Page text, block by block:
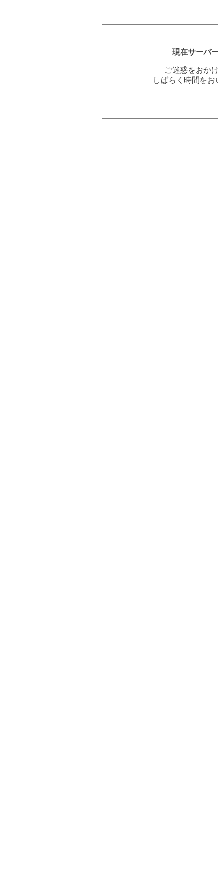
現在サーバ
ご迷惑をおか
しばらく時間を